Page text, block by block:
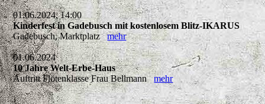
01.06.2024, 14:00
Kinderfest in Gadebusch mit kostenlosem Blitz-IKARUS
Gadebusch, Marktplatzmehr
01.06.2024
10 Jahre Welt-Erbe-Haus
Auftritt Flötenklasse Frau Bellmannmehr